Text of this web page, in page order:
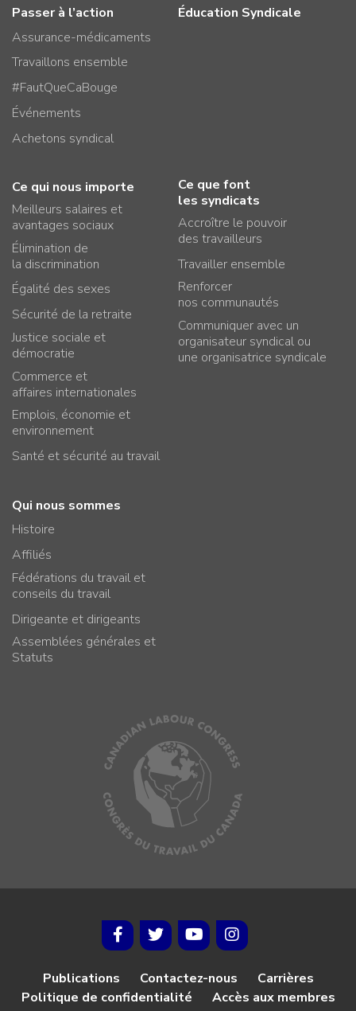
Passer à l’action
Assurance-médicaments
Travaillons ensemble
#FautQueCaBouge
Événements
Achetons syndical
Éducation Syndicale
Ce qui nous importe
Meilleurs salaires et
avantages sociaux
Élimination de
la discrimination
Égalité des sexes
Sécurité de la retraite
Justice sociale et
démocratie
Commerce et
affaires internationales
Emplois, économie et
environnement
Santé et sécurité au travail
Ce que font
les syndicats
Accroître le pouvoir
des travailleurs
Travailler ensemble
Renforcer
nos communautés
Communiquer avec un
organisateur syndical ou
une organisatrice syndicale
Qui nous sommes
Histoire
Affiliés
Fédérations du travail et
conseils du travail
Dirigeante et dirigeants
Assemblées générales et
Statuts
Publications Contactez-nous
Carrières
Politique de confidentialité
Accès aux membres